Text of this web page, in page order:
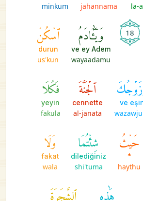
la-
jahannama
minkum
18 وَيَٰٓـَٔادَمُ
ve ey Adem
wayaadamu
ٱسۡكُنۡ
durun
us'kun
ve
ٱلۡجَنَّةَ
cennette
al-janata
فَكُلَا
yeyin
fakula
حَيۡثُ
*
haythu
شِئۡتُمَا
dilediğiniz
shi'tuma
وَلَا
fakat
wala
هَٰذِهِ ٱلشَّجَرَةَ